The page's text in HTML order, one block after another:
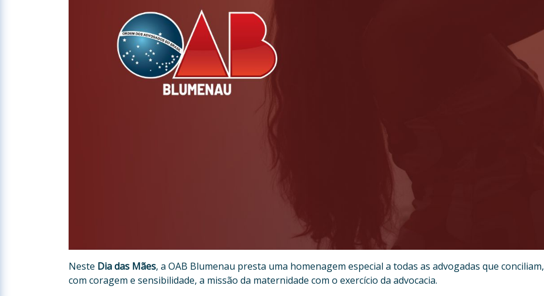
Neste Dia das Mães, a OAB Blumenau presta uma homenagem especial a todas as advogadas que conciliam,
com coragem e sensibilidade, a missão da maternidade com o exercício da advocacia.